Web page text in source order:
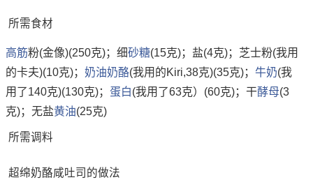
所需食材
高筋粉(金像)(250克)；细砂糖(15克)；盐(4克)；芝士粉(我用
的卡夫)(10克)； 奶油奶酪(我用的Kiri,38克)(35克)； 牛奶(我
用了140克)(130克)； 蛋白(我用了63克）(60克)；干酵母(3
克)；无盐黄油(25克)
所需调料
超绵奶酪咸吐司的做法